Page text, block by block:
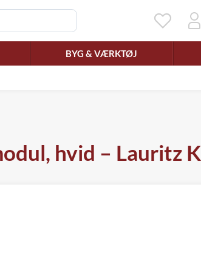
BYG & VÆRKTØJ
hvid – Lauritz